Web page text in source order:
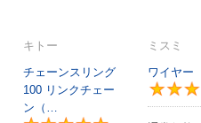
キトー
チェーンスリング
100 リンクチェー
ン（…
ミスミ
ワイヤー